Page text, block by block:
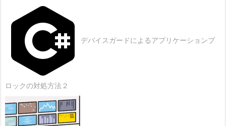
デバイスガードによるアプリケーションブ
ロックの対処方法２